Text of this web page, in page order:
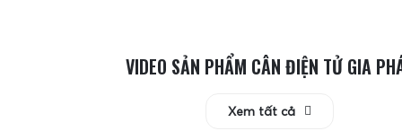
VIDEO SẢN PHẨM CÂN ĐIỆN TỬ GIA
Xem tất cả